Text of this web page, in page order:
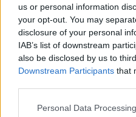
us or personal information
your opt-out. You may
disclosure of your personal
IAB’s list of downstream
also be disclosed by us to
Downstream Participants that
Personal Data
σύγχρονη
TAGS 75η Σύνοδος του ΠΟΥ